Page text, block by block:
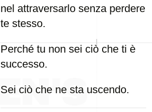
nel attraversarlo senza perdere
te stesso.
Perché tu non sei ciò che ti è
successo.
Sei ciò che ne sta uscendo.